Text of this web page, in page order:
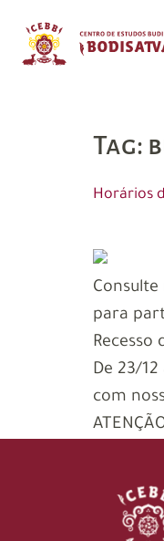
Tag:
Horários
para
Recesso
De 23/
com